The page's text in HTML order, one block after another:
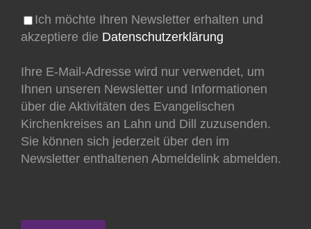
Ich möchte Ihren Newsletter erhalten und
akzeptiere die Datenschutzerklärung
Ihre E-Mail-Adresse wird nur verwendet, um
Ihnen unseren Newsletter und Informationen
über die Aktivitäten des Evangelischen
Kirchenkreises an Lahn und Dill zuzusenden.
Sie können sich jederzeit über den im
Newsletter enthaltenen Abmeldelink abmelden.